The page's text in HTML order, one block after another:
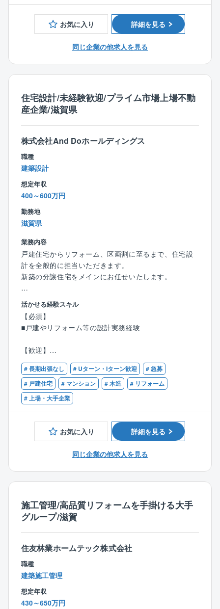
◎経済産業省設計の制度、健康経営優良法人業認定（2
021）
◎大正7年創業の地域密着型の老舗企業
◎社長は40代と若く、何でも言い合える雰囲気です。
た、職人さんたちと、上手に交渉できるコミュニケー
ション能力や、
予算の全体を考えながらお客様の要望に沿えるようト
など
【担当エリア】各現場は滋賀県内
【担当件数】原則1現場体制のため、平行で複数現場を
担当することはありません。
現場の規模や工期により担当人数は変化
【出張】なし
【夜間作業】場合によってはあり
【直行直帰】現場によってはあり
■配属先の組織構成
現在20代～60歳まで幅広いメンバーが30名ほど（有資
格者）在籍しており、40代後半のメンバーが多いで
す。
中途入社者も多数おり、和気あいあいとした雰囲気が
あります。
社の業務のやり方を覚えていただきます。
また、工事に関して必要な講習は随時行っています。
◎経済産業省設計の制度、健康経営優良法人業認定（2
021）
◎大正7年創業の地域密着型の老舗企業
◎社長は40代と若く、何でも言い合える雰囲気です。
お気に入り 詳細を見る
同じ企業の他求人を見る
住宅設計/未経験歓迎/プライム市場上場不動
産企業/滋賀県
株式会社And Doホールディングス
職種
建築設計
想定年収
400～600万円
勤務地
滋賀県
業務内容
戸建住宅からリフォーム、区画割に至るまで、住宅設
計を全般的に担当いただきます。
新築の分譲住宅をメインにお任せいたします。
【具体的には】
■案件ヒアリング
■現地調査や土地調査
■受注金額に合わせた計画図面の作製
■着工時の現場検査
■中間経過観察や竣工立会い
■内覧会の立ち合い
【同社について】
同社は不動産サービスメーカーとして
売買仲介、リフォーム、買取、ハウス・リースバック
そのため、戸建住宅からリフォーム、造成・区画割に
また、店舗によっては新築請負も手掛けており、今後
まずはできることからはじめ、多様な経験を積みなが
らスキルを磨いて頂きます。
会社を挙げて労働時間の短縮に取り組んでいます。
社員に負荷がかかっているようであれば外部へ委託し
たり、システムを導入するなどして
労働環境の改善に努めています。
また、社内の情報システム部門とも距離が近く、現場
から意見を上げてシステムを改善し、
さらに効率を上げることも可能です。
活かせる経験スキル
【必須】
■戸建やリフォーム等の設計実務経験
【歓迎】
■建築士有資格者
# 長期出張なし # Uターン・Iターン歓迎
# 急募
# 戸建住宅
# マンション # 木造
# リフォーム
# 上場・大手企業
お気に入り 詳細を見る
同じ企業の他求人を見る
施工管理/高品質リフォームを手掛ける大手
グループ/滋賀
住友林業ホームテック株式会社
職種
建築施工管理
想定年収
430～650万円